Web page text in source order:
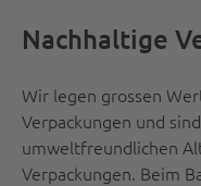
Nachhaltige
Wir legen grossen
Verpackungen und
umweltfreundlichen
Verpackungen. Beim